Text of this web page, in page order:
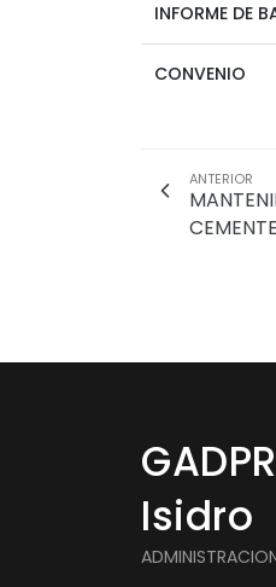
INFORME DE
CONVENIO
ANTERIOR
Isidro